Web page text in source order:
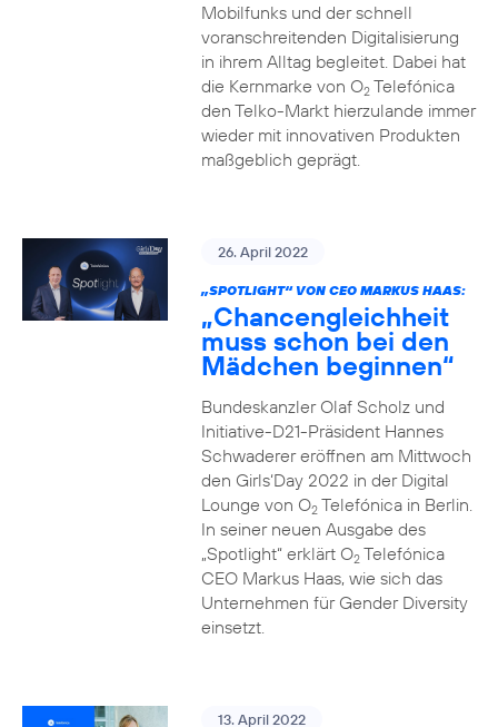
Mobilfunks und der schnell
voranschreitenden Digitalisierung
in ihrem Alltag begleitet. Dabei hat
die Kernmarke von O2Telefónica
den Telko-Markt hierzulande immer
wieder mit innovativen Produkten
maßgeblich geprägt.
26. April 2022
„SPOTLIGHT“ VON CEO MARKUS HAAS:
„Chancengleichheit
muss schon bei den
Mädchen beginnen“
Bundeskanzler Olaf Scholz und
Initiative-D21-Präsident Hannes
Schwaderer eröffnen am Mittwoch
den Girls‘Day 2022 in der Digital
Lounge von O2Telefónica in Berlin.
In seiner neuen Ausgabe des
„Spotlight“ erklärt O2Telefónica
CEO Markus Haas, wie sich das
Unternehmen für Gender Diversity
einsetzt.
13. April 2022